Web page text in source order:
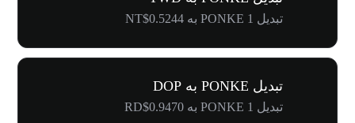
تبدیل 1 PONKE به NT$0.5244
تبدیل PONKE به DOP
تبدیل 1 PONKE به RD$0.9470